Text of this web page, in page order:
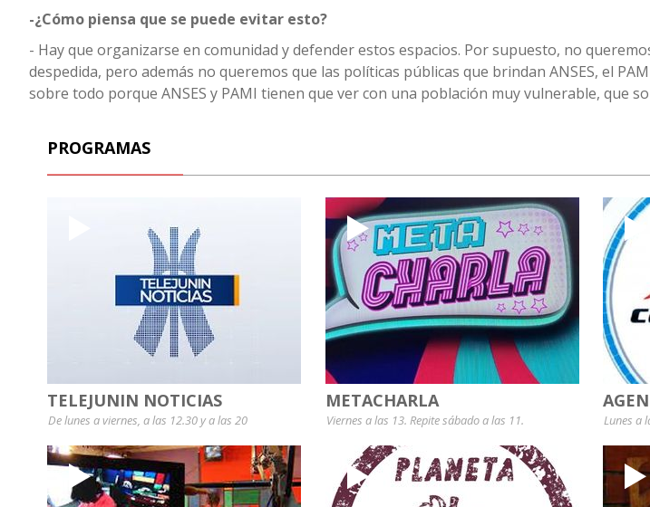
-¿Cómo piensa que se puede evitar esto?
- Hay que organizarse en comunidad y defender estos espacios. Por supuesto, no
despedida, pero además no queremos que las políticas públicas que brindan ANSES, el
sobre todo porque ANSES y PAMI tienen que ver con una población muy vulnerable, que
PROGRAMAS
TELEJUNIN NOTICIAS
De lunes a viernes, a las 12.30 y a las 20
METACHARLA
Viernes a las 13. Repite sábado a las 11. Lunes a